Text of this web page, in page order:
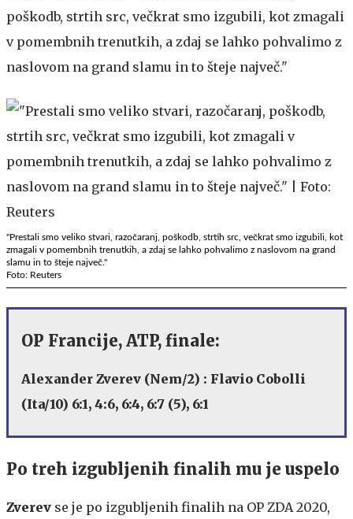
poškodb, strtih src, večkrat smo izgubili, kot zmagali
v pomembnih trenutkih, a zdaj se lahko pohvalimo z
naslovom na grand slamu in to šteje največ."
"Prestali smo veliko stvari, razočaranj, poškodb, strtih src, večkrat smo izgubili, kot
zmagali v pomembnih trenutkih, a zdaj se lahko pohvalimo z naslovom na grand
slamu in to šteje največ."
Foto: Reuters
OP Francije, ATP, finale:
Alexander Zverev (Nem/2) : Flavio Cobolli
(Ita/10) 6:1, 4:6, 6:4, 6:7 (5), 6:1
Po treh izgubljenih finalih mu je uspelo
Zverev se je po izgubljenih finalih na OP ZDA 2020,